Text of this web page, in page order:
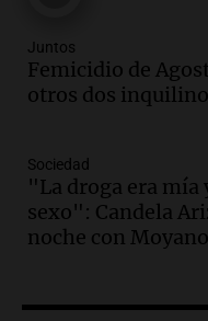
Episodios
Audio.Mateo
Panorama Federal
Episodios
Audio.Fieles
Episodios
Juntos
Femicidio de
otros dos
Sociedad
"La droga era
sexo": Candela
noche con Moyano